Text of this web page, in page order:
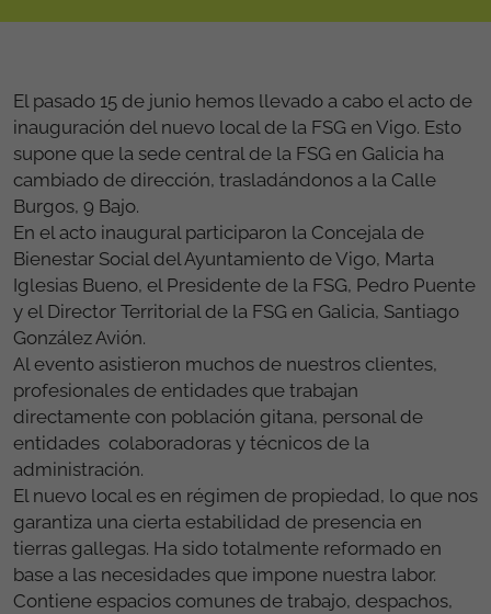
El pasado 15 de junio hemos llevado a cabo el acto de
inauguración del nuevo local de la FSG en Vigo. Esto
supone que la sede central de la FSG en Galicia ha
cambiado de dirección, trasladándonos a la Calle
Burgos, 9 Bajo.
En el acto inaugural participaron la Concejala de
Bienestar Social del Ayuntamiento de Vigo, Marta
Iglesias Bueno, el Presidente de la FSG, Pedro Puente
y el Director Territorial de la FSG en Galicia, Santiago
González Avión.
Al evento asistieron muchos de nuestros clientes,
profesionales de entidades que trabajan
directamente con población gitana, personal de
entidades colaboradoras y técnicos de la
administración.
El nuevo local es en régimen de propiedad, lo que nos
garantiza una cierta estabilidad de presencia en
tierras gallegas. Ha sido totalmente reformado en
base a las necesidades que impone nuestra labor.
Contiene espacios comunes de trabajo, despachos,